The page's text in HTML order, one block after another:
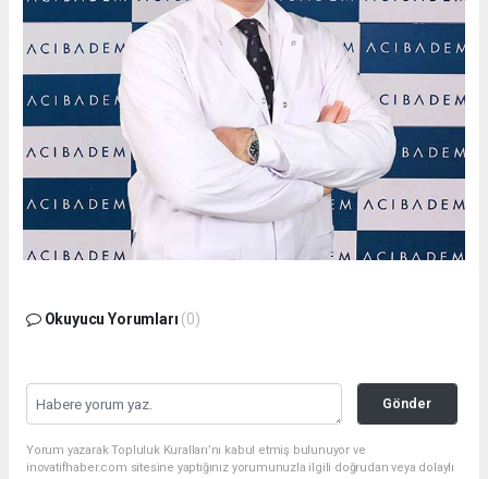
Okuyucu Yorumları (0)
Gönder
Yorum yazarak Topluluk Kuralları’nı kabul etmiş bulunuyor ve
inovatifhaber.com sitesine yaptığınız yorumunuzla ilgili doğrudan veya dolaylı